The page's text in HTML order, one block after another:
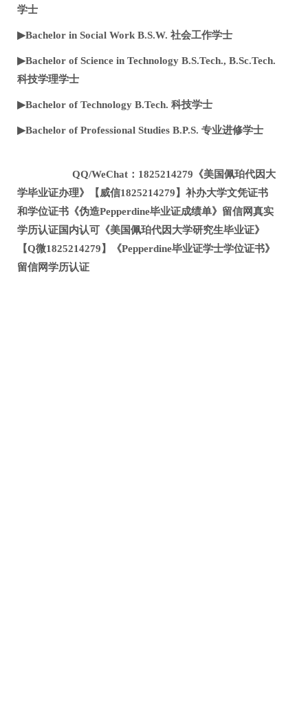
学士
▶Bachelor in Social Work B.S.W. 社会工作学士
▶Bachelor of Science in Technology B.S.Tech., B.Sc.Tech.
科技学理学士
▶Bachelor of Technology B.Tech. 科技学士
▶Bachelor of Professional Studies B.P.S. 专业进修学士
QQ/WeChat：1825214279《美国佩珀代因大
学毕业证办理》【威信1825214279】补办大学文凭证书
和学位证书《伪造Pepperdine毕业证成绩单》留信网真实
学历认证国内认可《美国佩珀代因大学研究生毕业证》
【Q微1825214279】《Pepperdine毕业证学士学位证书》
留信网学历认证